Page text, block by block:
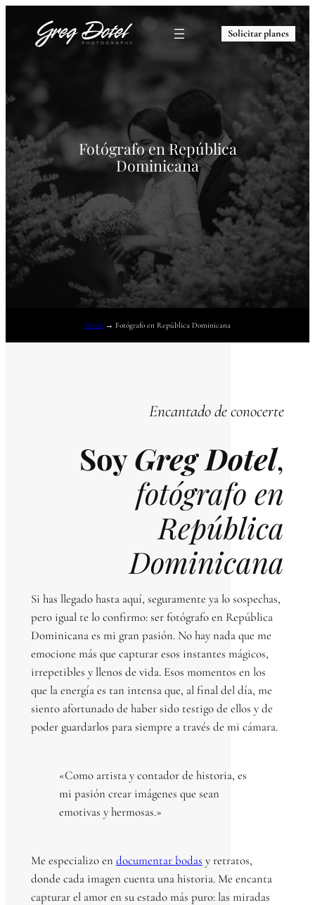
contenido
Solicitar planes
Fotógrafo en República
Dominicana
Inicio→ Fotógrafo en República Dominicana
Encantado de conocerte
SoyGreg Dotel,
fotógrafo en
República
Dominicana
Si has llegado hasta aquí, seguramente ya lo sospechas,
pero igual te lo confirmo: ser fotógrafo en República
Dominicana es mi gran pasión. No hay nada que me
emocione más que capturar esos instantes mágicos,
irrepetibles y llenos de vida. Esos momentos en los
que la energía es tan intensa que, al final del día, me
siento afortunado de haber sido testigo de ellos y de
poder guardarlos para siempre a través de mi cámara.
«Como artista y contador de historia, es
mi pasión crear imágenes que sean
emotivas y hermosas.»
Me especializo en documentar bodas y retratos,
donde cada imagen cuenta una historia. Me encanta
capturar el amor en su estado más puro: las miradas